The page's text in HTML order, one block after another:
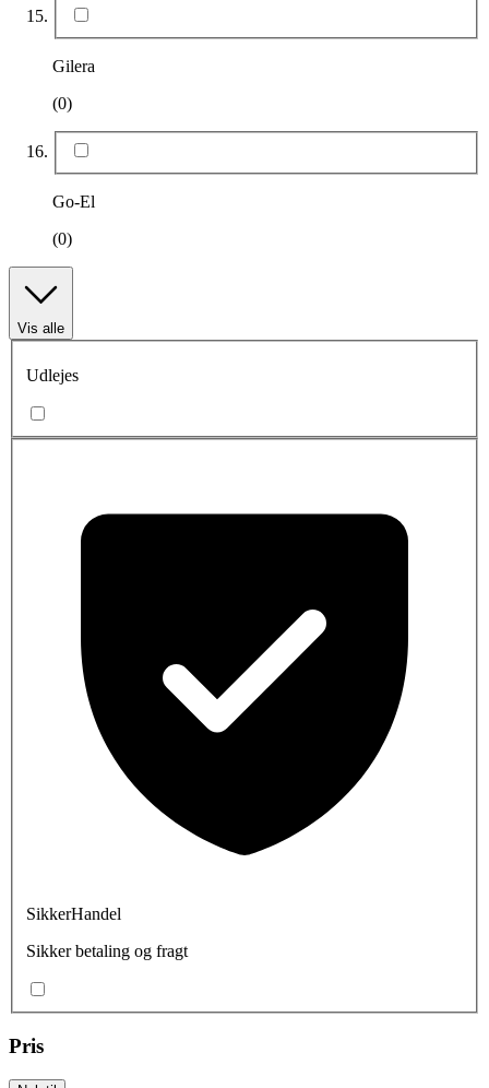
Gilera
(0)
Go-El
(0)
Vis alle
Udlejes
SikkerHandel
Sikker betaling og fragt
Pris